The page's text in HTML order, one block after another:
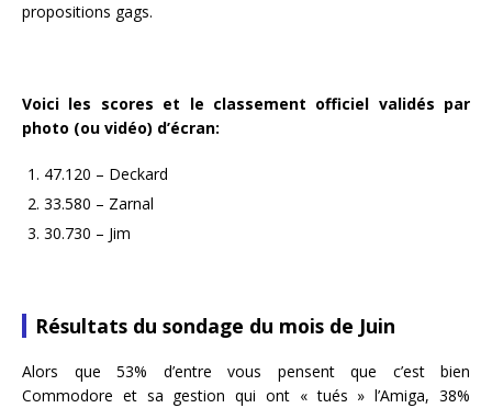
propositions gags.
Voici les scores et le classement officiel validés par
photo (ou vidéo) d’écran:
47.120 – Deckard
33.580 – Zarnal
30.730 – Jim
Résultats du sondage du mois de Juin
Alors que 53% d’entre vous pensent que c’est bien
Commodore et sa gestion qui ont « tués » l’Amiga, 38%